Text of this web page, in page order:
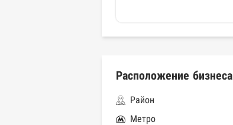
Расположение бизнеса
Район
Метро